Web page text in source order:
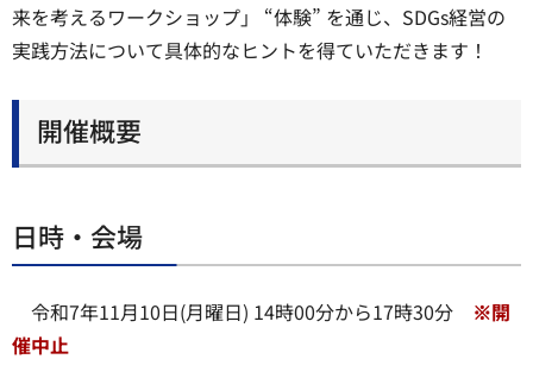
来を考えるワークショップ」 “体験” を通じ、SDGs経営の
実践方法について具体的なヒントを得ていただきます！
開催概要
日時・会場
令和7年11月10日(月曜日) 14時00分から17時30分 ※開
催中止